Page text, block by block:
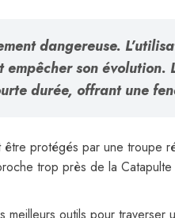
dangereuse.
son évolution.
durée, offrant une
être protégés par une troupe
trop près de la